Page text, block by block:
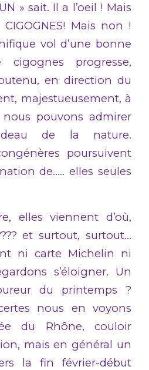
» sait. Il a l’oeil ! Mais
Mais non !
vol d’une bonne
cigognes progresse,
en direction du
majestueusement, à
pouvons admirer
de la nature.
poursuivent
de….. elles seules
elles viennent d’où,
et surtout, surtout…
ni carte Michelin ni
s’éloigner. Un
du printemps ?
nous en voyons
du Rhône, couloir
mais en général un
la fin février-début